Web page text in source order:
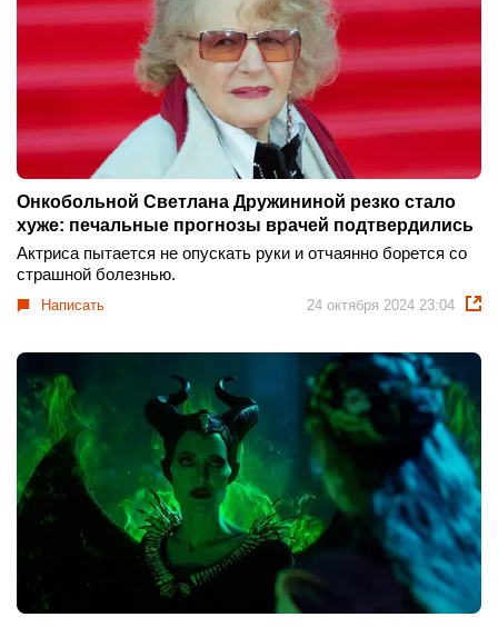
Онкобольной Светлана Дружининой резко стало
хуже: печальные прогнозы врачей подтвердились
Актриса пытается не опускать руки и отчаянно борется со
страшной болезнью.
Написать 24 октября 2024 23:04